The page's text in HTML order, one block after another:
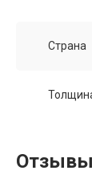
Страна
Отзывы